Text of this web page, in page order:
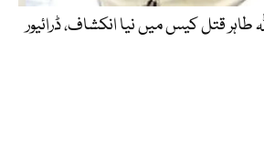
طاہر قتل کیس میں نیا انکشاف، ڈرائیور